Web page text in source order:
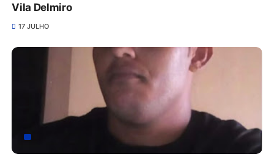
Vila Delmiro
17 JULHO